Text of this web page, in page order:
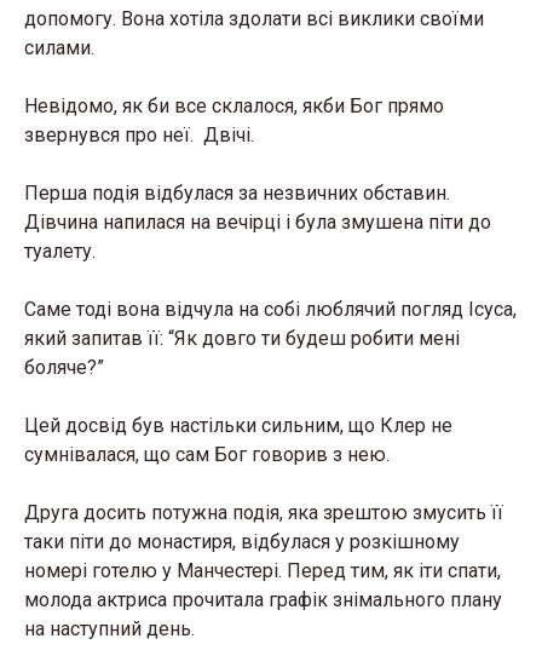
допомогу. Вона хотіла здолати всі виклики своїми
силами.
Невідомо, як би все склалося, якби Бог прямо
звернувся про неї. Двічі.
Перша подія відбулася за незвичних обставин.
Дівчина напилася на вечірці і була змушена піти до
туалету.
Саме тоді вона відчула на собі люблячий погляд Ісуса,
який запитав її: “Як довго ти будеш робити мені
боляче?”
Цей досвід був настільки сильним, що Клер не
сумнівалася, що сам Бог говорив з нею.
Друга досить потужна подія, яка зрештою змусить її
таки піти до монастиря, відбулася у розкішному
номері готелю у Манчестері. Перед тим, як іти спати,
молода актриса прочитала графік знімального плану
на наступний день.